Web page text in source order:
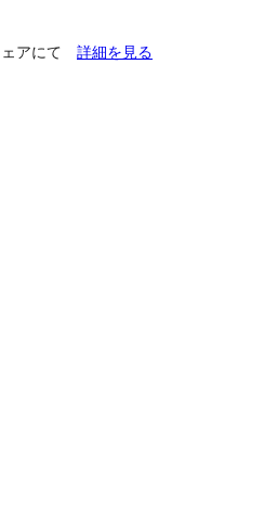
ェアにて 詳細を見る